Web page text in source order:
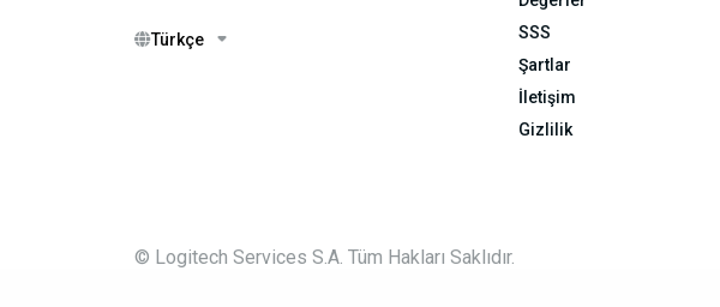
Türkçe
SSS
Şartlar
İletişim
Gizlilik
© Logitech Services S.A. Tüm Hakları Saklıdır.